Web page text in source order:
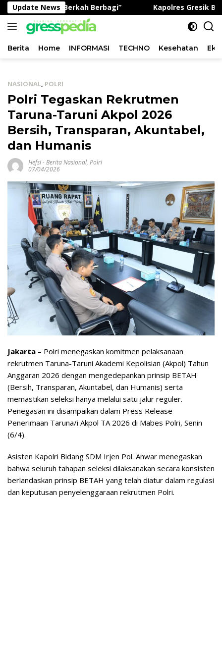
Langsung
ke
konten
Update News
“Jumat Berkah Berbagi” Kapolres Gresik Buka
Berita Home INFORMASI TECHNO Kesehatan
NASIONAL, POLRI
Polri Tegaskan Rekrutmen
Taruna-Taruni Akpol 2026
Bersih, Transparan, Akuntabel,
dan Humanis
Hefsi-Berita Nasional, Polri
07/04/2026
Jakarta – Polri menegaskan komitmen pelaksanaan
rekrutmen Taruna-Taruni Akademi Kepolisian (Akpol) Tahun
Anggaran 2026 dengan mengedepankan prinsip BETAH
(Bersih, Transparan, Akuntabel, dan Humanis) serta
memastikan seleksi hanya melalui satu jalur reguler.
Penegasan ini disampaikan dalam Press Release
Penerimaan Taruna/i Akpol TA 2026 di Mabes Polri, Senin
(6/4).
Asisten Kapolri Bidang SDM Irjen Pol. Anwar menegaskan
bahwa seluruh tahapan seleksi dilaksanakan secara konsisten
berlandaskan prinsip BETAH yang telah diatur dalam regulasi
dan keputusan penyelenggaraan rekrutmen Polri.